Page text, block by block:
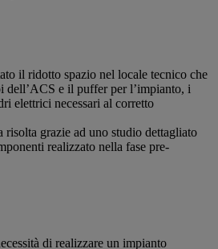
il ridotto spazio nel locale tecnico che
dell’ACS e il puffer per l’impianto, i
elettrici necessari al corretto
risolta grazie ad uno studio dettagliato
realizzato nella fase pre-
di realizzare un impianto